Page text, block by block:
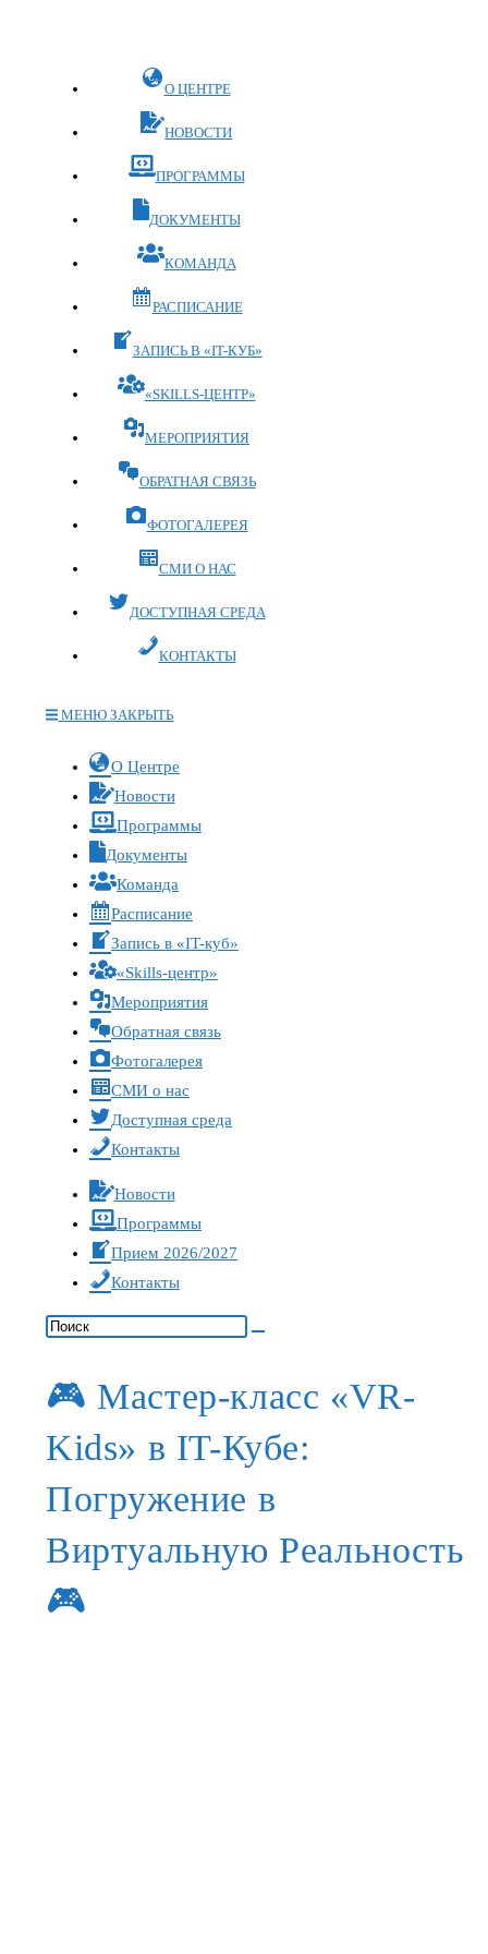
О ЦЕНТРЕ
НОВОСТИ
ПРОГРАММЫ
ДОКУМЕНТЫ
КОМАНДА
РАСПИСАНИЕ
ЗАПИСЬ В «IT-КУБ»
«SKILLS-ЦЕНТР»
МЕРОПРИЯТИЯ
ОБРАТНАЯ СВЯЗЬ
ФОТОГАЛЕРЕЯ
СМИ О НАС
ДОСТУПНАЯ СРЕДА
КОНТАКТЫ
МЕНЮ ЗАКРЫТЬ
Переключите
кнопку,
чтобы
развернуть
свернуть
меню
О Центре
Новости
Программы
Документы
Команда
Расписание
Запись в «IT-куб»
«Skills-центр»
Мероприятия
Обратная связь
Фотогалерея
СМИ о нас
Доступная среда
Контакты
Новости
Программы
Прием 2026/2027
Контакты
🎮 Мастер-класс «VR-
Kids» в IT-Кубе:
Погружение в
Виртуальную Реальность
🎮